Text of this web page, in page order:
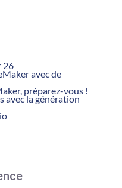
26
avec de
préparez-vous !
avec la génération